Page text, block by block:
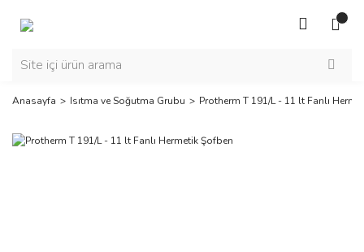
Anasayfa Isıtma ve Soğutma Grubu Protherm T 191/L - 11 lt Fanlı